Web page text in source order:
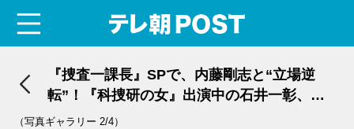
『捜査一課長』SPで、内藤剛志と“立場逆
転”！『科捜研の女』出演中の石井一彰、警
察官僚役で登場
（写真ギャラリー 2/4）